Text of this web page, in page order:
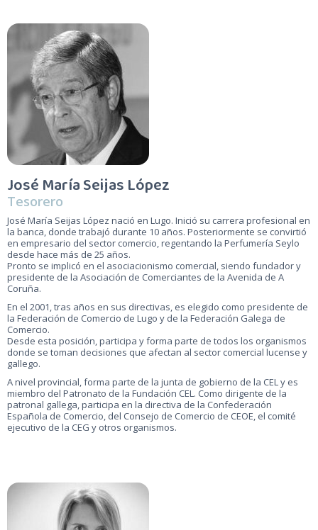
José María Seijas López
Tesorero
José María Seijas López nació en Lugo. Inició su carrera profesional en
la banca, donde trabajó durante 10 años. Posteriormente se convirtió
en empresario del sector comercio, regentando la Perfumería Seylo
desde hace más de 25 años.
Pronto se implicó en el asociacionismo comercial, siendo fundador y
presidente de la Asociación de Comerciantes de la Avenida de A
Coruña.
En el 2001, tras años en sus directivas, es elegido como presidente de
la Federación de Comercio de Lugo y de la Federación Galega de
Comercio.
Desde esta posición, participa y forma parte de todos los organismos
donde se toman decisiones que afectan al sector comercial lucense y
gallego.
A nivel provincial, forma parte de la junta de gobierno de la CEL y es
miembro del Patronato de la Fundación CEL. Como dirigente de la
patronal gallega, participa en la directiva de la Confederación
Española de Comercio, del Consejo de Comercio de CEOE, el comité
ejecutivo de la CEG y otros organismos.